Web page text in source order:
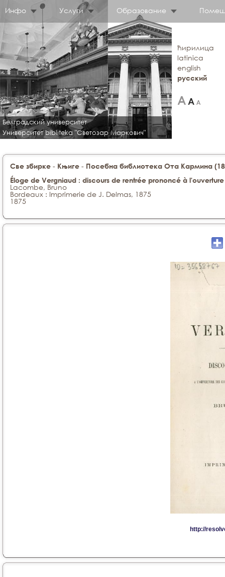
Инфо Услуги Образование
Белградский университет
Университет bibliteka "Светозар Маркович"
ћирилица
latinica
english
русский
Све збирке - Књиге - Посебна библиотека Ота Кармина
Éloge de Vergniaud : discours de rentrée prononcé à
Lacombe, Bruno
Bordeaux : Imprimerie de J. Delmas, 1875
1875